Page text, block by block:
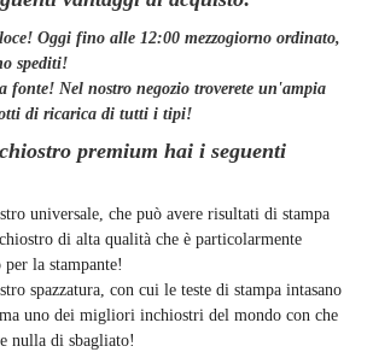
Oggi fino alle 12:00 mezzogiorno ordinato,
spediti!
fonte! Nel nostro negozio troverete un'ampia
di ricarica di tutti i tipi!
premium hai i seguenti
universale, che può avere risultati di stampa
di alta qualità che è particolarmente
per la stampante!
spazzatura, con cui le teste di stampa intasano
uno dei migliori inchiostri del mondo con che
nulla di sbagliato!